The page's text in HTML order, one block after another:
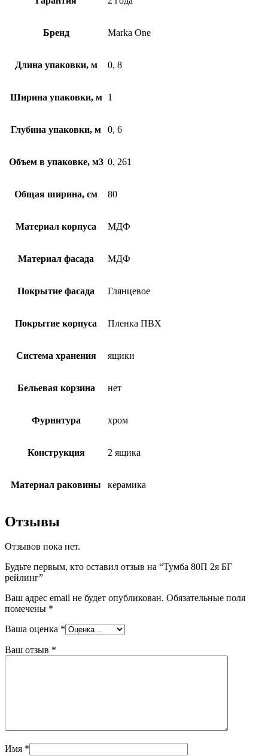
Бренд Marka One
Длина упаковки, м 0, 8
Ширина упаковки, м 1
Глубина упаковки, м 0, 6
Объем в упаковке, м3 0, 261
Общая ширина, см 80
Материал корпуса МДФ
Материал фасада МДФ
Покрытие фасада Глянцевое
Покрытие корпуса Пленка ПВХ
Система хранения ящики
Бельевая корзина нет
Фурнитура хром
Конструкция 2 ящика
Материал раковины керамика
Отзывы
Отзывов пока нет.
Будьте первым, кто оставил отзыв на “Тумба 80П 2я БГ
рейлинг”
Ваш адрес email не будет опубликован. Обязательные поля
помечены *
Ваша оценка *
Ваш отзыв *
Имя *